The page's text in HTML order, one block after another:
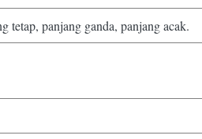
tetap, panjang ganda, panjang acak.